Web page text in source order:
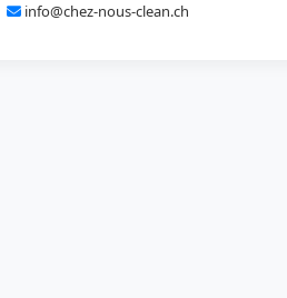
info@chez-nous-clean.ch